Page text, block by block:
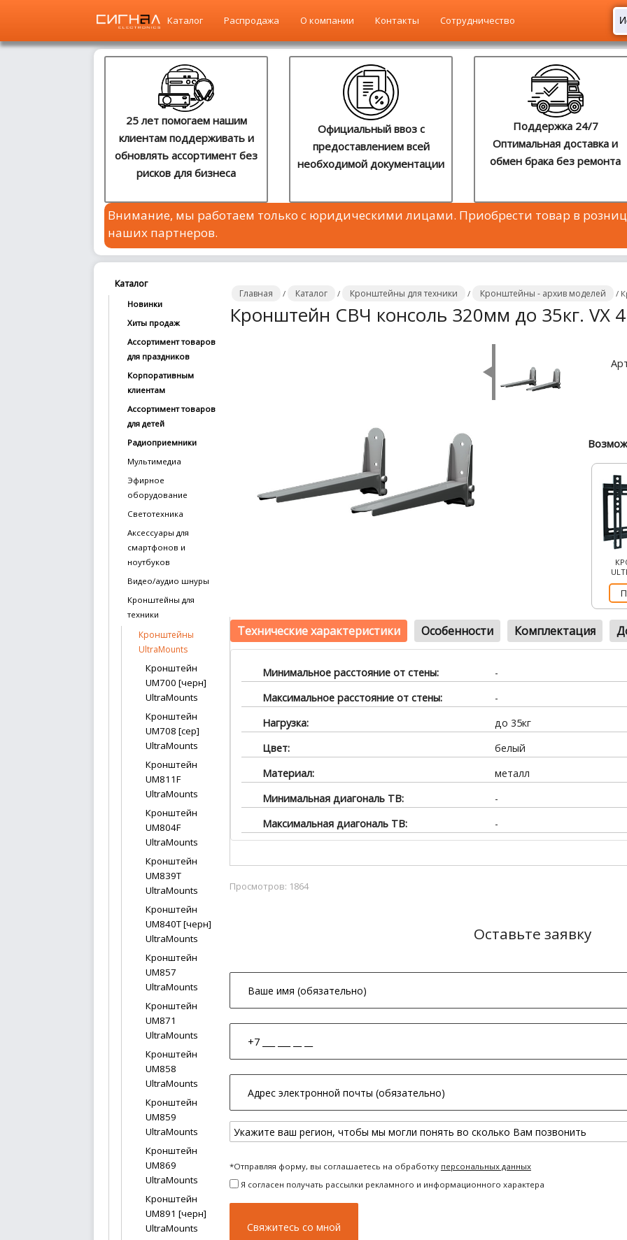
Сотрудничество
news@signalelectronics.ru
Каталог Распродажа О компании Контакты Сотрудничество
25 лет помогаем нашим
клиентам поддерживать и
обновлять ассортимент без
рисков для бизнеса
Официальный ввоз с
предоставлением всей
необходимой документации
Поддержка 24/7
Оптимальная доставка и
обмен брака без ремонта
Внимание, мы работаем только с юридическими лицами. Приобрести товар в
наших партнеров.
Главная / Каталог / Кронштейны для техники / Кронштейны - архив моделей /
Кронштейн СВЧ консоль 320мм до 35кг. VX
Технические характеристики Особенности Комплектация
Минимальное расстояние от стены:
-
Максимальное расстояние от стены:
-
Нагрузка:
до 35кг
Цвет:
белый
Материал:
металл
Минимальная диагональ ТВ:
-
Максимальная диагональ ТВ:
-
Просмотров: 1864
Оставьте заявку
*Отправляя форму, вы соглашаетесь на обработку персональных данных
Я согласен получать рассылки рекламного и информационного характера
Каталог
Новинки
Хиты продаж
Ассортимент товаров
для праздников
Корпоративным
клиентам
Ассортимент товаров
для детей
Радиоприемники
Мультимедиа
Эфирное
оборудование
Светотехника
Аксессуары для
смартфонов и
ноутбуков
Видео/аудио шнуры
Кронштейны для
техники
Кронштейны
UltraMounts
Кронштейн
UM700 [черн]
UltraMounts
Кронштейн
UM708 [сер]
UltraMounts
Кронштейн
UM811F
UltraMounts
Кронштейн
UM804F
UltraMounts
Кронштейн
UM839T
UltraMounts
Кронштейн
UM840T [черн]
UltraMounts
Кронштейн
UM857
UltraMounts
Кронштейн
UM871
UltraMounts
Кронштейн
UM858
UltraMounts
Кронштейн
UM859
UltraMounts
Кронштейн
UM869
UltraMounts
Кронштейн
UM891 [черн]
UltraMounts